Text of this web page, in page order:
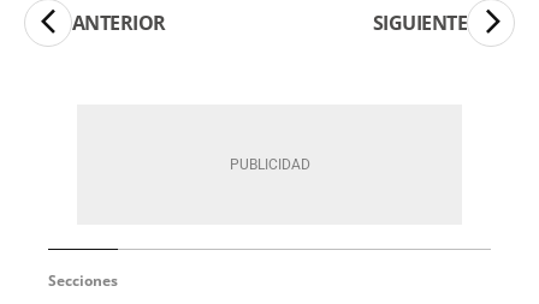
ANTERIOR SIGUIENTE
Secciones